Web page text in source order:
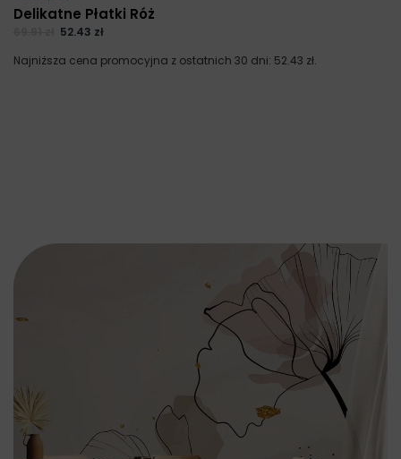
Delikatne Płatki Róż
52.43 zł
Najniższa cena promocyjna z ostatnich 30 dni: 52.43 zł.